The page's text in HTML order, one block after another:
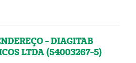
- DIAGITAB
LTDA (54003267-5)